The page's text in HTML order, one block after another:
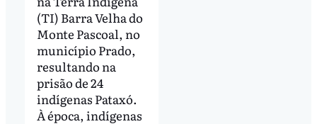
(TI) Barra Velha do
Monte Pascoal, no
município Prado,
resultando na
prisão de 24
indígenas Pataxó.
À época, indígenas